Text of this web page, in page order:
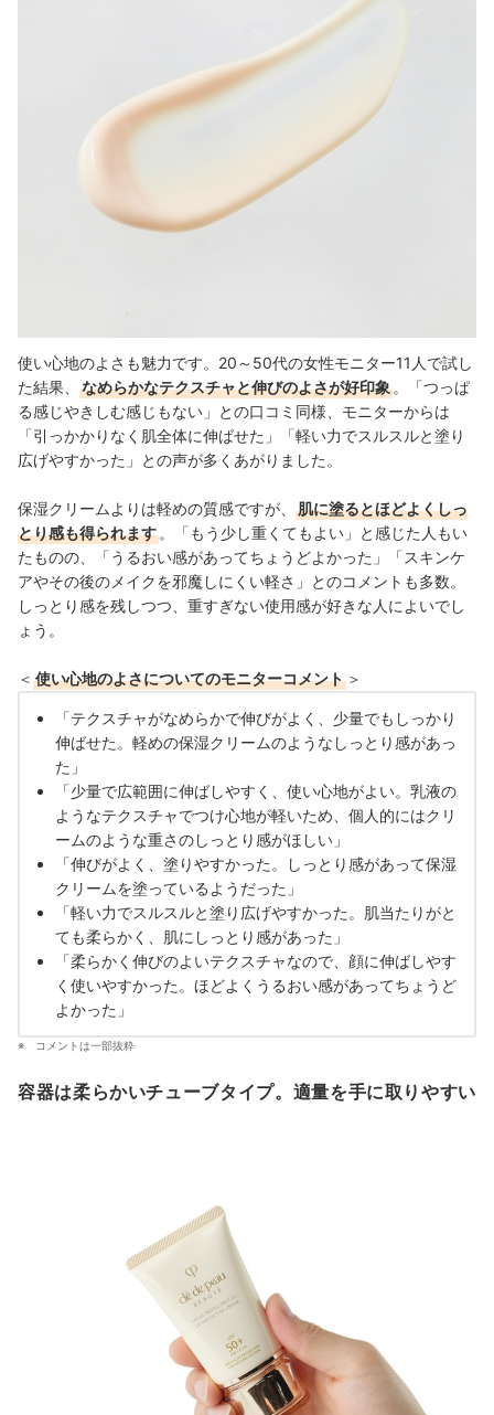
使い心地のよさも魅力です。20～50代の女性モニター11人で試し
た結果、
なめらかなテクスチャと伸びのよさが好印象 。「つっぱ
る感じやきしむ感じもない」との口コミ同様、モニターからは
「引っかかりなく肌全体に伸ばせた」「軽い力でスルスルと塗り
広げやすかった」との声が多くあがりました。
保湿クリームよりは軽めの質感ですが、
肌に塗るとほどよくしっ
とり感も得られます 。「もう少し重くてもよい」と感じた人もい
たものの、「うるおい感があってちょうどよかった」「スキンケ
アやその後のメイクを邪魔しにくい軽さ」とのコメントも多数。
しっとり感を残しつつ、重すぎない使用感が好きな人によいでし
ょう。
＜ 使い心地のよさについてのモニターコメント ＞
「テクスチャがなめらかで伸びがよく、少量でもしっかり
伸ばせた。軽めの保湿クリームのようなしっとり感があっ
た」
「少量で広範囲に伸ばしやすく、使い心地がよい。乳液の
ようなテクスチャでつけ心地が軽いため、個人的にはクリ
ームのような重さのしっとり感がほしい」
「伸びがよく、塗りやすかった。しっとり感があって保湿
クリームを塗っているようだった」
「軽い力でスルスルと塗り広げやすかった。肌当たりがと
ても柔らかく、肌にしっとり感があった」
「柔らかく伸びのよいテクスチャなので、顔に伸ばしやす
く使いやすかった。ほどよくうるおい感があってちょうど
よかった」
コメントは一部抜粋
容器は柔らかいチューブタイプ。適量を手に取りやすい